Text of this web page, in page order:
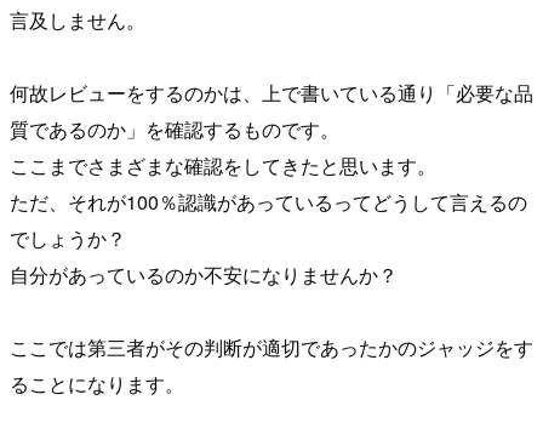
言及しません。
何故レビューをするのかは、上で書いている通り「必要な品
質であるのか」を確認するものです。
ここまでさまざまな確認をしてきたと思います。
ただ、それが100％認識があっているってどうして言えるの
でしょうか？
自分があっているのか不安になりませんか？
ここでは第三者がその判断が適切であったかのジャッジをす
ることになります。